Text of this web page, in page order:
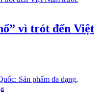
vì trót đến Việt